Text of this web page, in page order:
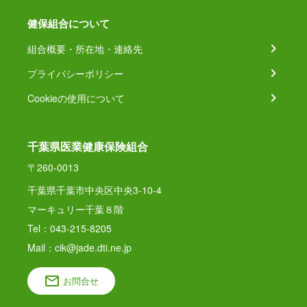
健保組合について
組合概要・所在地・連絡先
プライバシーポリシー
Cookieの使用について
千葉県医業健康保険組合
〒260-0013
千葉県千葉市中央区中央3-10-4
マーキュリー千葉８階
Tel：043-215-8205
Mail：cik@jade.dti.ne.jp
お問合せ